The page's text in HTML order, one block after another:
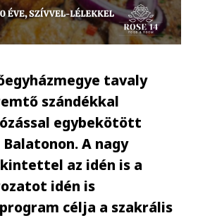
tavaly
szándékkal
egybekötött
A nagy
az idén is a
idén is
célja a szakrális